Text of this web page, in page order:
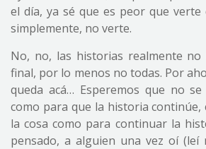
el día, ya sé que es peor que verte
simplemente, no verte.
No, no, las historias realmente no
final, por lo menos no todas. Por
queda acá… Esperemos que no
como para que la historia continúe,
la cosa como para continuar la
pensado, a alguien una vez oí (leí